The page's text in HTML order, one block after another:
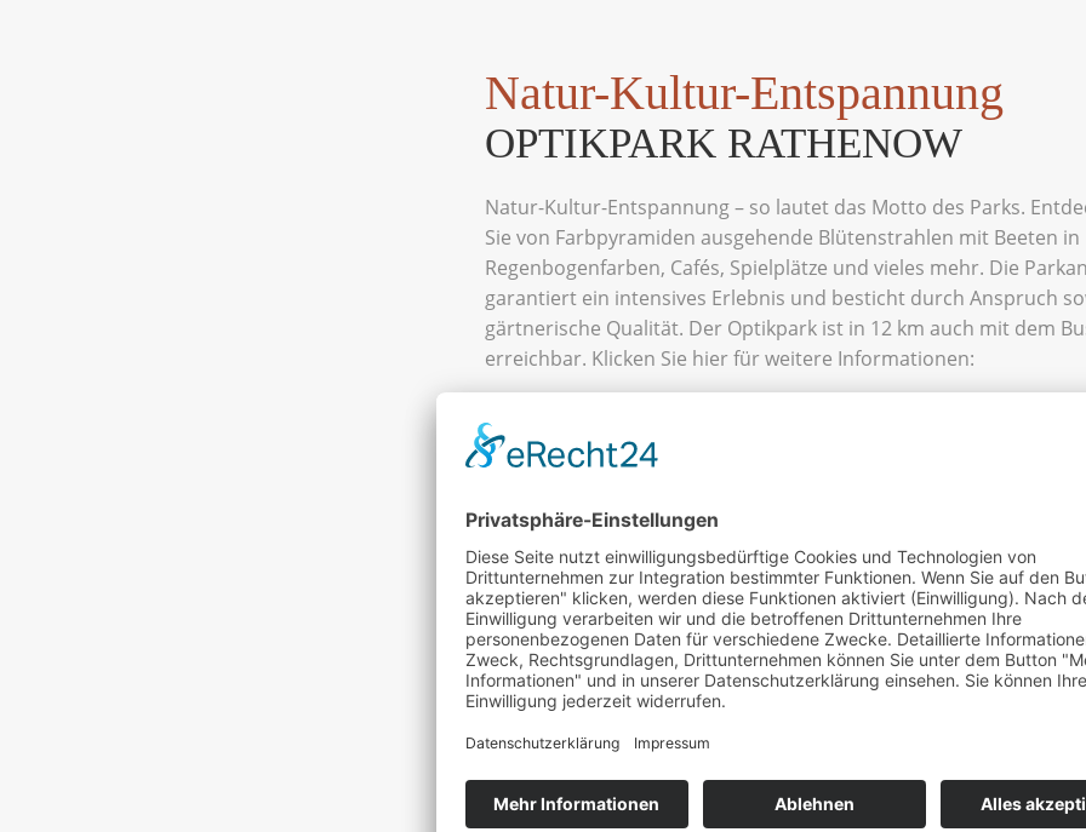
Natur-Kultur-Entspannung
OPTIKPARK RATHENOW
Natur-Kultur-Entspannung – so lautet das Motto des Parks.
Sie von Farbpyramiden ausgehende Blütenstrahlen mit Beeten in
Regenbogenfarben, Cafés, Spielplätze und vieles mehr. Die
garantiert ein intensives Erlebnis und besticht durch Anspruch
gärtnerische Qualität. Der Optikpark ist in 12 km auch mit dem
erreichbar. Klicken Sie hier für weitere Informationen:
>> www.optikpark-rathenow.de/
Lady Agnes und mehr
STÖLLN MIT OTTO
In Stölln können Sie sich die „Lady Agnes“ von innen anschauen. So
heißt das ausgemusterte Flugzeit IL 62 der ehemaligen Interflug,
m kurzen Segelflugplatz am Gollenberg landete. Diese Leistung